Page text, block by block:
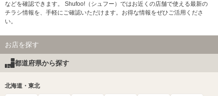
などを確認できます。 Shufoo!（シュフー）ではお近くの店舗で使える最新の
チラシ情報を、手軽にご確認いただけます。お得な情報をぜひご活用くださ
い。
お店を探す
都道府県から探す
北海道・東北